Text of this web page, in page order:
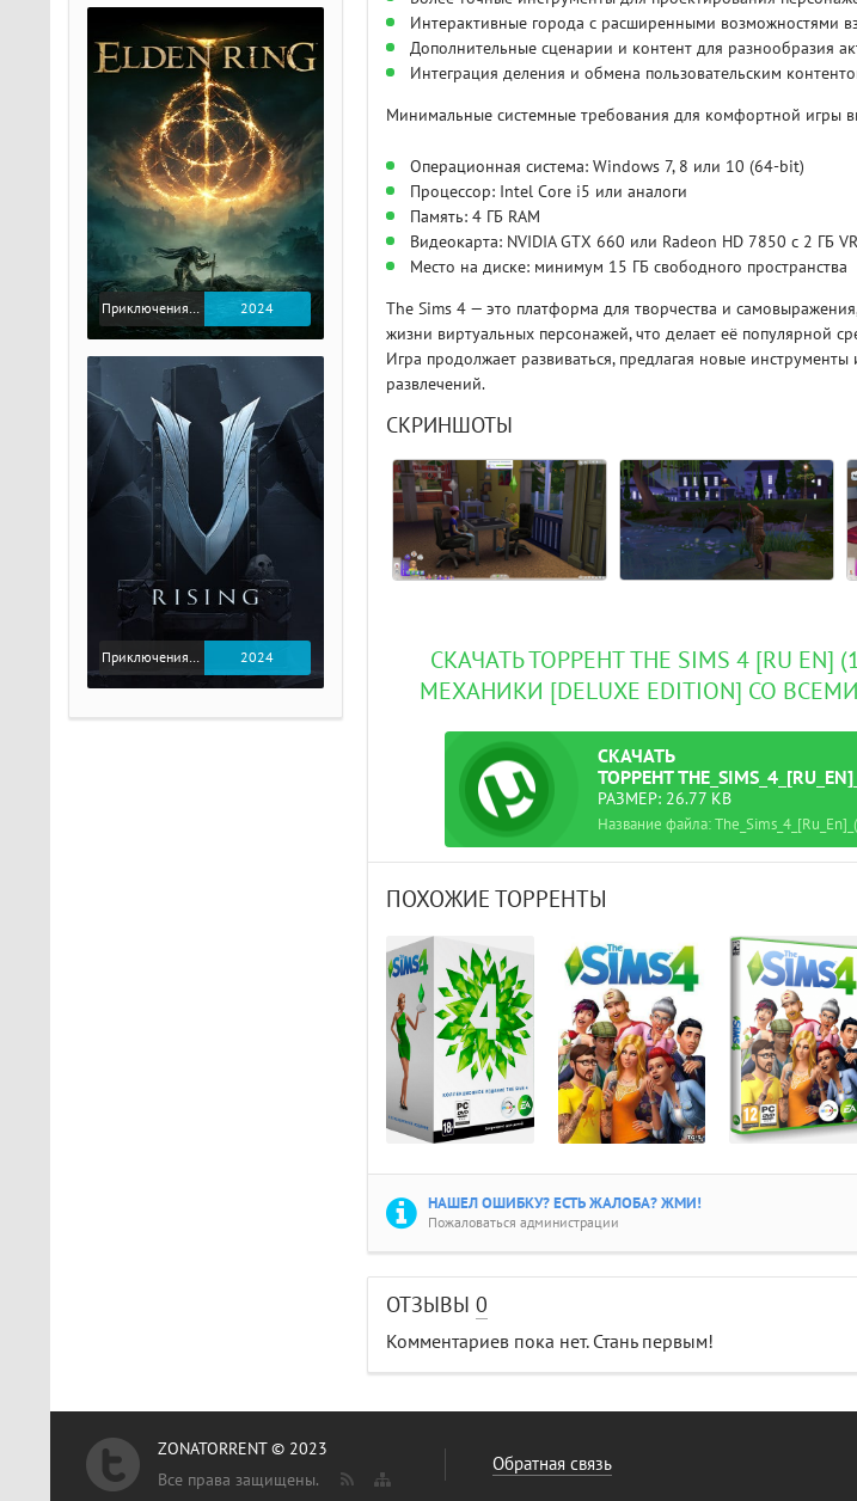
Интерактивные города с расширенными возможностями
Дополнительные сценарии и контент для разнообразия
Интеграция деления и обмена пользовательским
Минимальные системные требования для комфортной игры
Операционная система: Windows 7, 8 или 10 (64-bit)
Процессор: Intel Core i5 или аналоги
Память: 4 ГБ RAM
Видеокарта: NVIDIA GTX 660 или Radeon HD 7850 с 2 ГБ
Место на диске: минимум 15 ГБ свободного пространства
The Sims 4 — это платформа для творчества и
жизни виртуальных персонажей, что делает её популярной
Игра продолжает развиваться, предлагая новые
развлечений.
СКРИНШОТЫ
СКАЧАТЬ ТОРРЕНТ THE SIMS 4 [RU EN]
МЕХАНИКИ [DELUXE EDITION] СО
СКАЧАТЬ
ТОРРЕНТ
РАЗМЕР: 26.77 KB
ПОХОЖИЕ ТОРРЕНТЫ
НАШЕЛ ОШИБКУ? ЕСТЬ ЖАЛОБА? ЖМИ!
Пожаловаться администрации
ОТЗЫВЫ 0
Комментариев пока нет. Стань первым!
Приключения / Экшен / Ролевые 2024
Приключения / Экшен 2024
ZONATORRENT © 2023
Все права защищены.
Обратная связь